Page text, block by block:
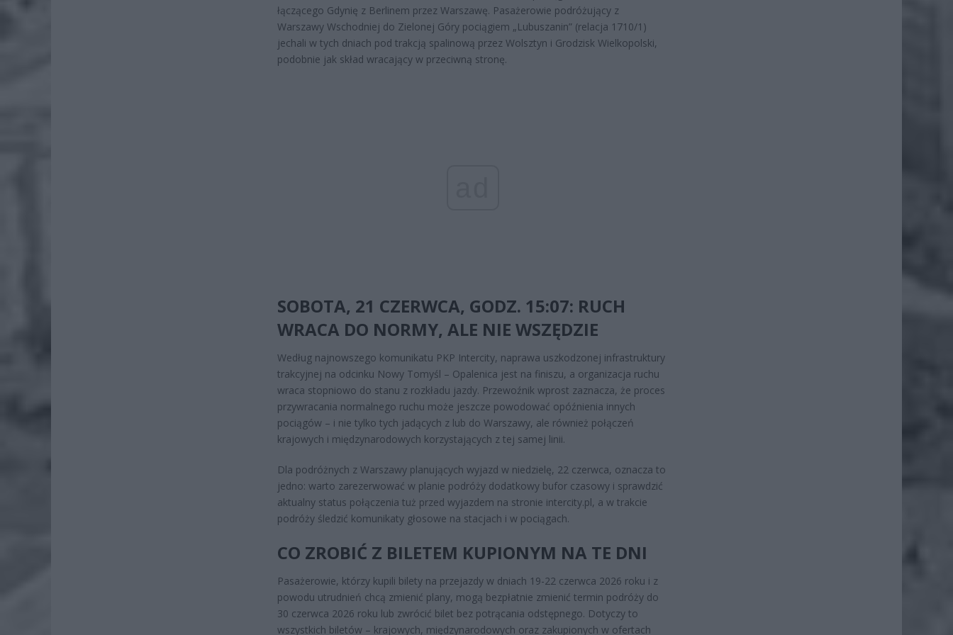
łączącego Gdynię z Berlinem przez Warszawę. Pasażerowie podróżujący z
Warszawy Wschodniej do Zielonej Góry pociągiem „Lubuszanin” (relacja 1710/1)
jechali w tych dniach pod trakcją spalinową przez Wolsztyn i Grodzisk Wielkopolski,
podobnie jak skład wracający w przeciwną stronę.
SOBOTA, 21 CZERWCA, GODZ. 15:07: RUCH
WRACA DO NORMY, ALE NIE WSZĘDZIE
Według najnowszego komunikatu PKP Intercity, naprawa uszkodzonej infrastruktury
trakcyjnej na odcinku Nowy Tomyśl – Opalenica jest na finiszu, a organizacja ruchu
wraca stopniowo do stanu z rozkładu jazdy. Przewoźnik wprost zaznacza, że proces
przywracania normalnego ruchu może jeszcze powodować opóźnienia innych
pociągów – i nie tylko tych jadących z lub do Warszawy, ale również połączeń
krajowych i międzynarodowych korzystających z tej samej linii.
Dla podróżnych z Warszawy planujących wyjazd w niedzielę, 22 czerwca, oznacza to
jedno: warto zarezerwować w planie podróży dodatkowy bufor czasowy i sprawdzić
aktualny status połączenia tuż przed wyjazdem na stronie intercity.pl, a w trakcie
podróży śledzić komunikaty głosowe na stacjach i w pociągach.
CO ZROBIĆ Z BILETEM KUPIONYM NA TE DNI
Pasażerowie, którzy kupili bilety na przejazdy w dniach 19-22 czerwca 2026 roku i z
powodu utrudnień chcą zmienić plany, mogą bezpłatnie zmienić termin podróży do
30 czerwca 2026 roku lub zwrócić bilet bez potrącania odstępnego. Dotyczy to
wszystkich biletów – krajowych, międzynarodowych oraz zakupionych w ofertach